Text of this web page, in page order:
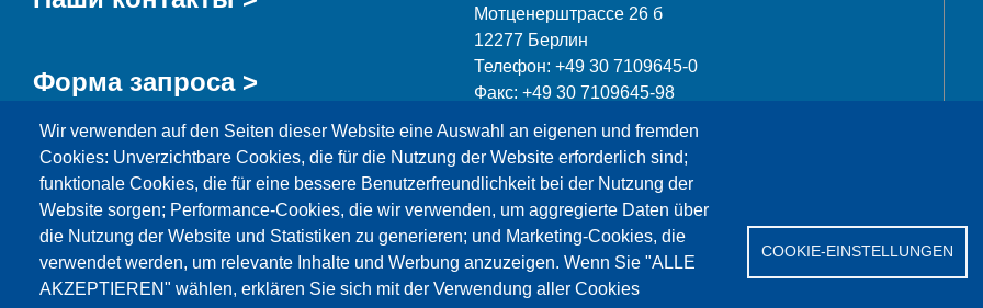
Wir verwenden auf den Seiten dieser Website eine Auswahl an eigenen und fremden
Cookies: Unverzichtbare Cookies, die für die Nutzung der Website erforderlich sind;
funktionale Cookies, die für eine bessere Benutzerfreundlichkeit bei der Nutzung der
Website sorgen; Performance-Cookies, die wir verwenden, um aggregierte Daten über
die Nutzung der Website und Statistiken zu generieren; und Marketing-Cookies, die
verwendet werden, um relevante Inhalte und Werbung anzuzeigen. Wenn Sie "ALLE
AKZEPTIEREN" wählen, erklären Sie sich mit der Verwendung aller Cookies
COOKIE-EINSTELLUNGEN
Форма запроса >
Мотценерштрассе 26 б
12277 Берлин
Телефон: +49 30 7109645-0
Факс: +49 30 7109645-98
info@testing.de
Продукция Новости О нас Реализация Сервис Референции Jobs Контакт